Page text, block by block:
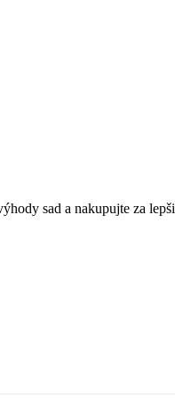
sad a nakupujte za